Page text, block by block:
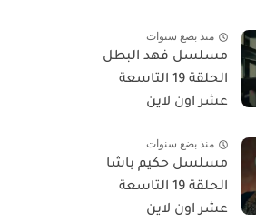
منذ بضع سنوات
مسلسل فهد البطل
الحلقة 19 التاسعة
عشر اون لاين
منذ بضع سنوات
مسلسل حكيم باشا
الحلقة 19 التاسعة
عشر اون لاين